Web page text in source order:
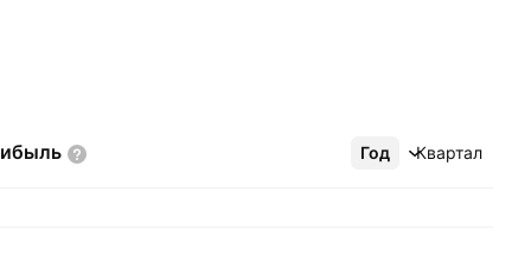
Год Квартал
Ещё